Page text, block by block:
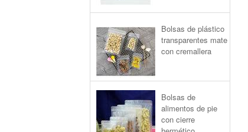
Bolsas de plástico
transparentes mate
con cremallera
Bolsas de
alimentos de pie
con cierre